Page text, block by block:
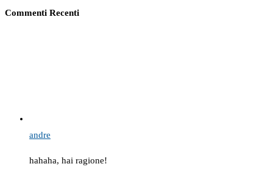
Commenti Recenti
andre
hahaha, hai ragione!